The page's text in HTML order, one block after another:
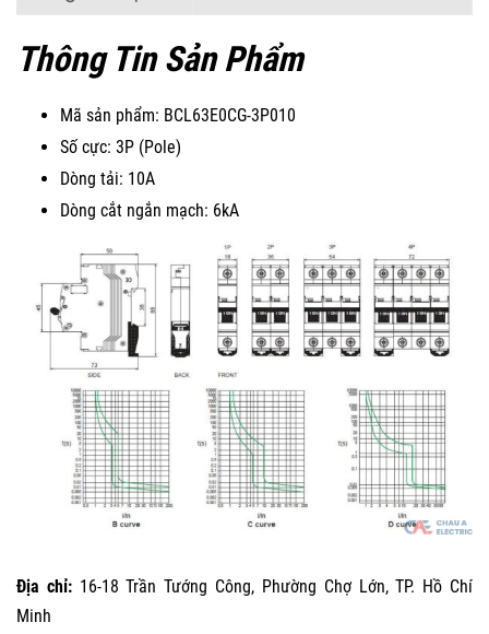
Thông Tin Sản Phẩm
Mã sản phẩm: BCL63E0CG-3P010
Số cực: 3P (Pole)
Dòng tải: 10A
Dòng cắt ngắn mạch: 6kA
Địa chỉ:16-18 Trần Tướng Công, Phường Chợ Lớn, TP. Hồ Chí
Minh